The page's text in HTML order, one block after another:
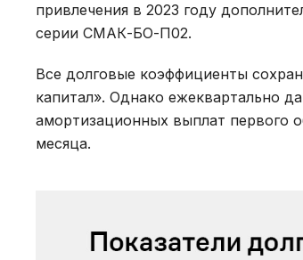
привлечения в 2023 году
серии СМАК-БО-П02.
Все долговые коэффициенты
капитал». Однако ежеквартально
амортизационных выплат первого
месяца.